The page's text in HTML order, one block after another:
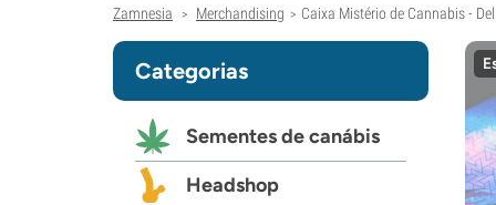
Zamnesia > Merchandising > Caixa Mistério de Cannabis -
Categorias
Sementes de canábis
Headshop